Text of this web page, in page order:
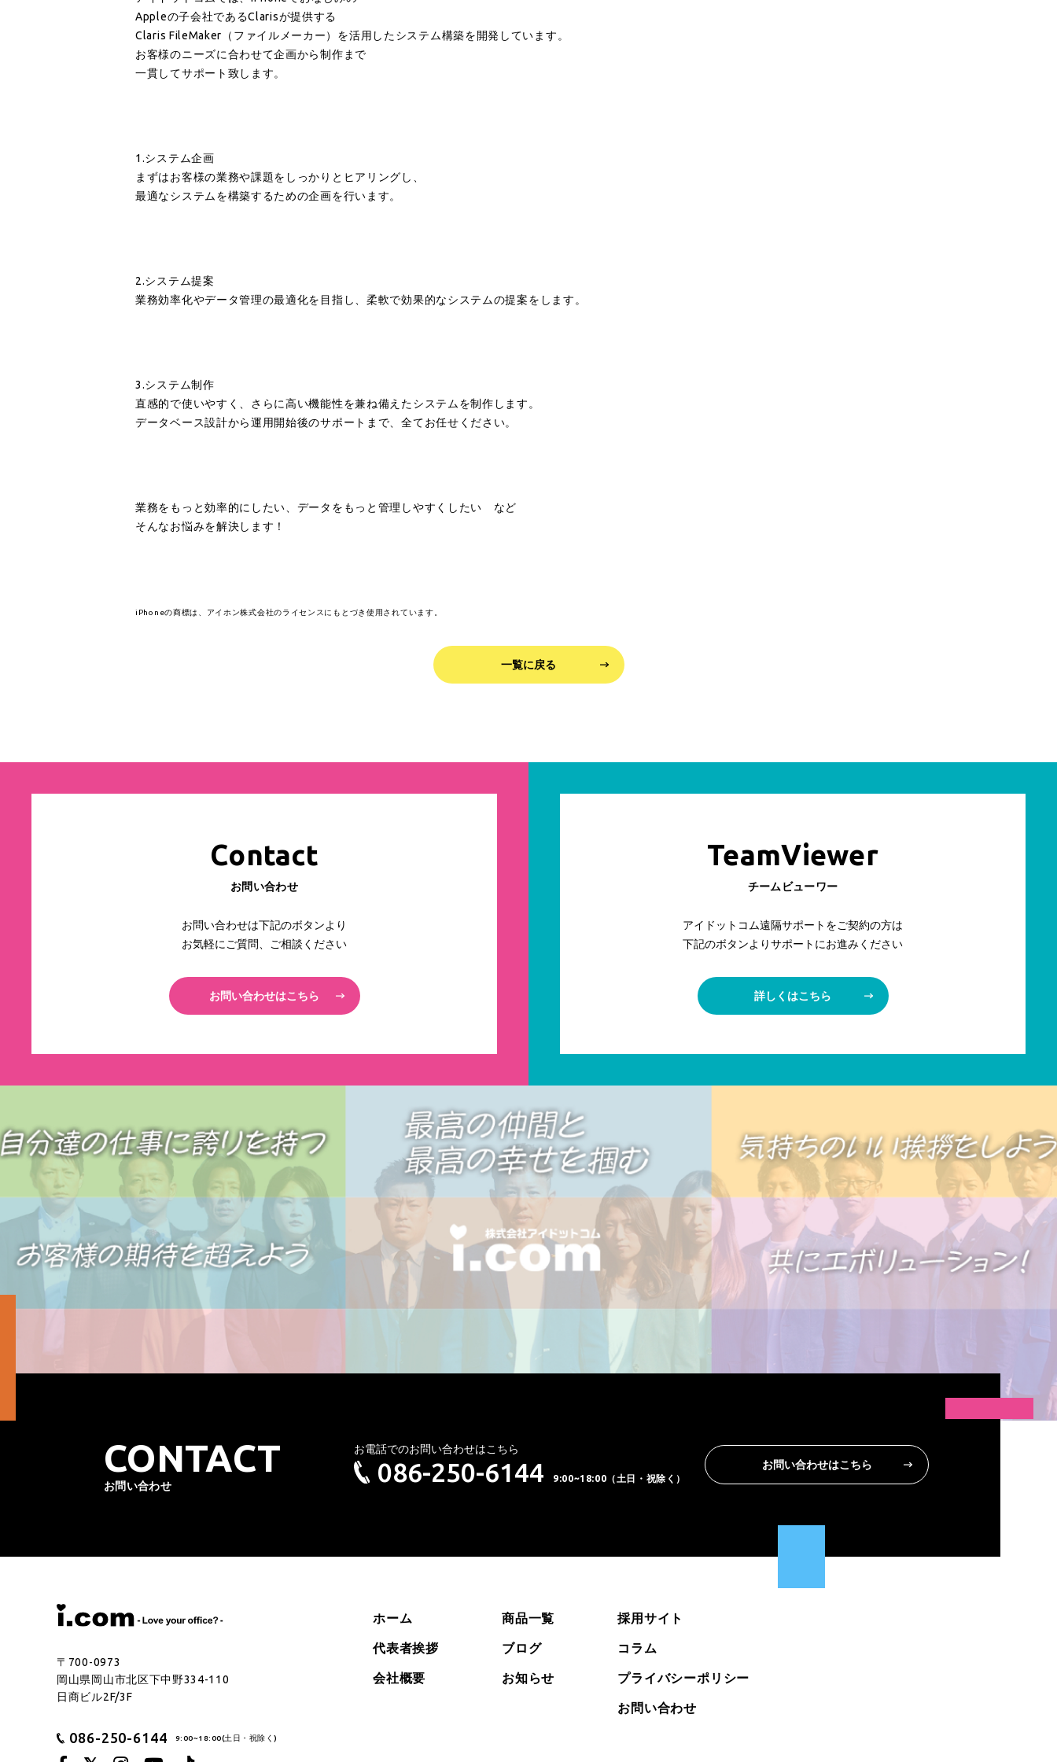
Appleの子会社であるClarisが提供する
Claris FileMaker（ファイルメーカー）を活用したシステム構築を開発しています。
お客様のニーズに合わせて企画から制作まで
一貫してサポート致します。
1.システム企画
まずはお客様の業務や課題をしっかりとヒアリングし、
最適なシステムを構築するための企画を行います。
2.システム提案
業務効率化やデータ管理の最適化を目指し、柔軟で効果的なシステムの提案をします。
3.システム制作
直感的で使いやすく、さらに高い機能性を兼ね備えたシステムを制作します。
データベース設計から運用開始後のサポートまで、全てお任せください。
業務をもっと効率的にしたい、データをもっと管理しやすくしたい など
そんなお悩みを解決します！
iPhoneの商標は、アイホン株式会社のライセンスにもとづき使用されています。
一覧に戻る
Contact
お問い合わせ
お問い合わせは下記のボタンより
お気軽にご質問、ご相談ください
お問い合わせはこちら
TeamViewer
チームビューワー
アイドットコム遠隔サポートをご契約の方は
下記のボタンよりサポートにお進みください
詳しくはこちら
CONTACT
お問い合わせ
お電話でのお問い合わせはこちら
086-250-6144 9:00~18:00（土日・祝除く）
お問い合わせはこちら
〒700-0973
岡山県岡山市北区下中野334-110
日商ビル2F/3F
086-250-6144 9:00~18:00(土日・祝除く)
ホーム
代表者挨拶
会社概要
商品一覧
ブログ
お知らせ
採用サイト
コラム
プライバシーポリシー
お問い合わせ